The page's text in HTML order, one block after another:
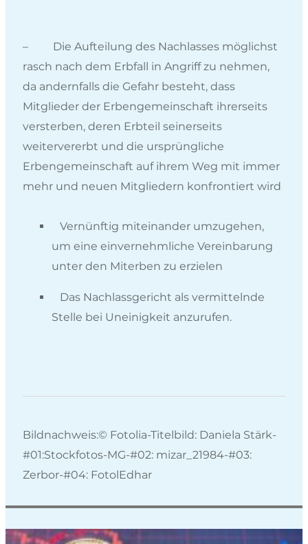
– Die Aufteilung des Nachlasses möglichst
rasch nach dem Erbfall in Angriff zu nehmen,
da andernfalls die Gefahr besteht, dass
Mitglieder der Erbengemeinschaft ihrerseits
versterben, deren Erbteil seinerseits
weitervererbt und die ursprüngliche
Erbengemeinschaft auf ihrem Weg mit immer
mehr und neuen Mitgliedern konfrontiert wird
Vernünftig miteinander umzugehen,
um eine einvernehmliche Vereinbarung
unter den Miterben zu erzielen
Das Nachlassgericht als vermittelnde
Stelle bei Uneinigkeit anzurufen.
Bildnachweis:© Fotolia-Titelbild: Daniela Stärk-
#01:Stockfotos-MG-#02: mizar_21984-#03:
Zerbor-#04: FotolEdhar